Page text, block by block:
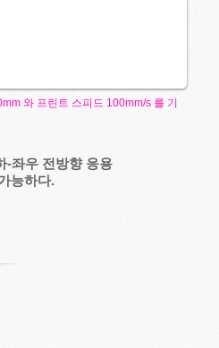
와 프린트 스피드 100mm/s 를 기
-좌우 전방향 응용
능하다.